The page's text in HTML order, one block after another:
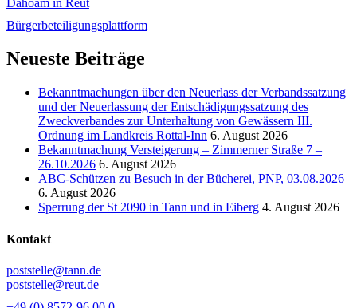
Bürgerbeteiligungsplattform
Neueste Beiträge
Bekanntmachungen über den Neuerlass der Verbandssatzung
und der Neuerlassung der Entschädigungssatzung des
Zweckverbandes zur Unterhaltung von Gewässern III.
Ordnung im Landkreis Rottal-Inn 6. August 2026
Bekanntmachung Versteigerung – Zimmerner Straße 7 –
26.10.2026 6. August 2026
ABC-Schützen zu Besuch in der Bücherei, PNP, 03.08.2026
6. August 2026
Sperrung der St 2090 in Tann und in Eiberg 4. August 2026
Kontakt
poststelle@tann.de
poststelle@reut.de